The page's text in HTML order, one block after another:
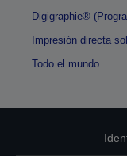
Digigraphie®
Impresión directa
Todo el mundo